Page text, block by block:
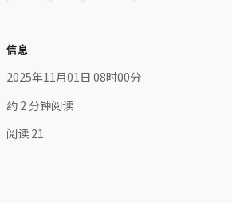
信息
2025年11月01日 08时00分
约 2 分钟阅读
阅读21